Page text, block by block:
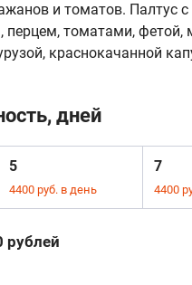
и томатов. Палтус
перцем, томатами,
краснокачанной
дней
5
4400 руб. в день
7
4400
рублей